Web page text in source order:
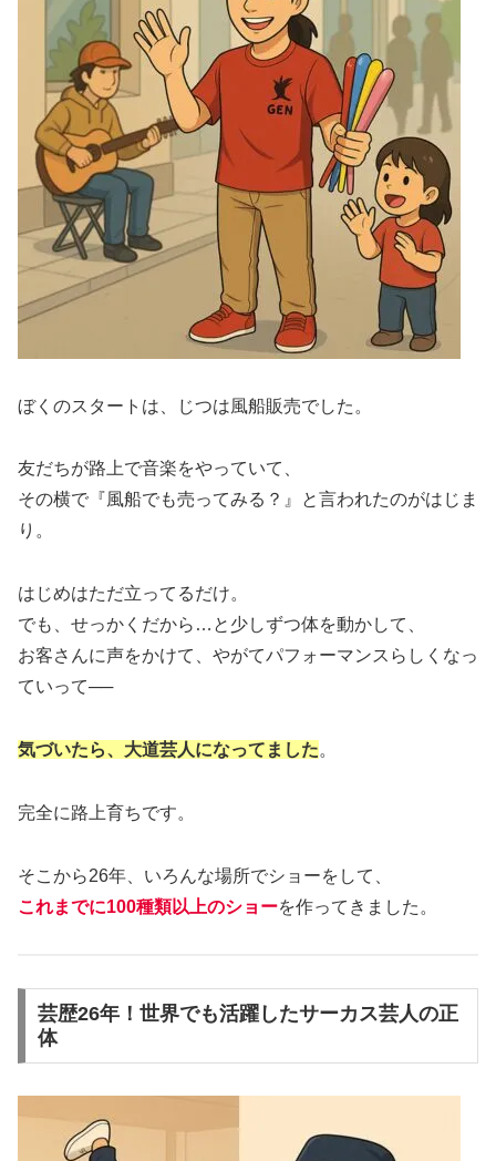
ぼくのスタートは、じつは風船販売でした。
友だちが路上で音楽をやっていて、
その横で『風船でも売ってみる？』と言われたのがはじま
り。
はじめはただ立ってるだけ。
でも、せっかくだから…と少しずつ体を動かして、
お客さんに声をかけて、やがてパフォーマンスらしくなっ
ていって──
気づいたら、大道芸人になってました。
完全に路上育ちです。
そこから26年、いろんな場所でショーをして、
これまでに100種類以上のショーを作ってきました。
芸歴26年！世界でも活躍したサーカス芸人の正
体